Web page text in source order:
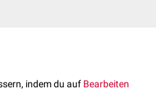
des Mikromilieus können dormante
zurückerlangen.
Risikofaktor für die Ausbildung von
werden.
E.V.;
der Spur ruhender Tumorzellen
Metastasierung des
2023
indem du auf Bearbeiten